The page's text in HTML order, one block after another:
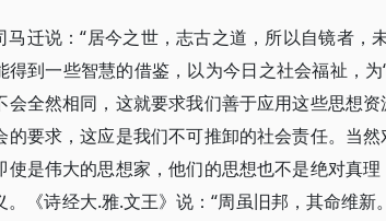
马迁说：“居今之世，志古之道，所以自镜者，
得到一些智慧的借鉴，以为今日之社会福祉，
会全然相同，这就要求我们善于应用这些思想
的要求，这应是我们不可推卸的社会责任。当
使是伟大的思想家，他们的思想也不是绝对真
。《诗经大.雅.文王》说：“周虽旧邦，其命维